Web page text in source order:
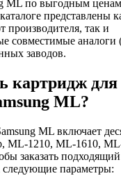
ML по выгодным ценам
представлены
производителя, так и
совместимые
заводов.
картридж для
ML?
ML включает
ML-1210, ML-1610,
заказать
следующие параметры: